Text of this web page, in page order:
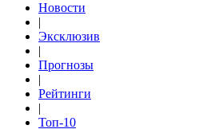
Новости
|
Эксклюзив
|
Прогнозы
|
Рейтинги
|
Топ-10